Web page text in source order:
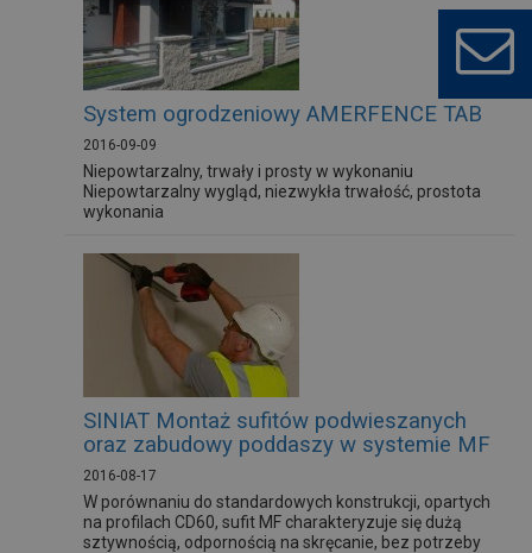
System ogrodzeniowy AMERFENCE TAB
2016-09-09
Niepowtarzalny, trwały i prosty w wykonaniu
Niepowtarzalny wygląd, niezwykła trwałość, prostota
wykonania
SINIAT Montaż sufitów podwieszanych
oraz zabudowy poddaszy w systemie MF
2016-08-17
W porównaniu do standardowych konstrukcji, opartych
na profilach CD60, sufit MF charakteryzuje się dużą
sztywnością, odpornością na skręcanie, bez potrzeby